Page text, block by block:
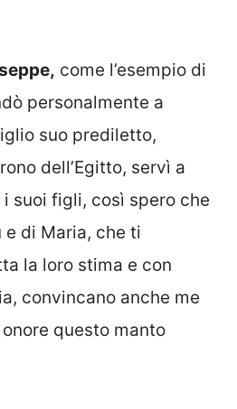
come l’esempio di
personalmente a
suo prediletto,
dell’Egitto, servì a
suoi figli, così spero che
e di Maria, che ti
la loro stima e con
convincano anche me
questo manto